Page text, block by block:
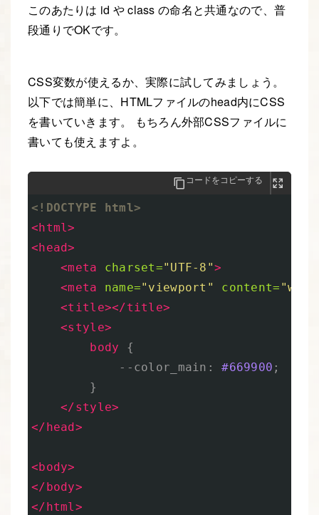
このあたりは id や class の命名と共通なので、普
段通りでOKです。
CSS変数が使えるか、実際に試してみましょう。
以下では簡単に、HTMLファイルのhead内にCSS
を書いていきます。 もちろん外部CSSファイルに
書いても使えますよ。
コードをコピーする
<!DOCTYPE html>
<html>
<head>
<meta
charset="UTF-8">
<meta
name="viewport" content=
<title></title>
<style>
body
{
--color_main : #669900 ;
}
</style>
</head>
<body>
</body>
</html>